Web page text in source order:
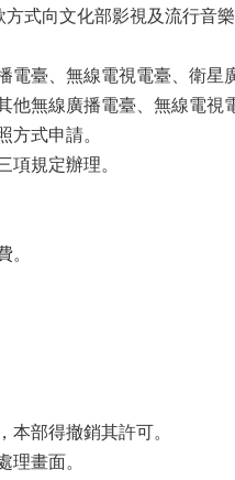
式向文化部影視及流行音
電臺、無線電視電臺、衛星
他無線廣播電臺、無線電視
方式申請。
項規定辦理。
。
本部得撤銷其許可。
理畫面。